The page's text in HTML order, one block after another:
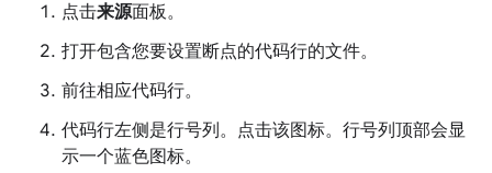
点击来源面板。
打开包含您要设置断点的代码行的文件。
前往相应代码行。
代码行左侧是行号列。点击该图标。行号列顶部会显
示一个蓝色图标。